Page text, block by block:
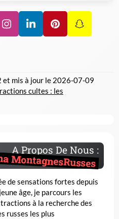
et mis à jour le 2026-07-09
cultes : les
A Propos De Nous :
MontagnesRusses
de sensations fortes depuis
âge, je parcours les
à la recherche des
russes les plus